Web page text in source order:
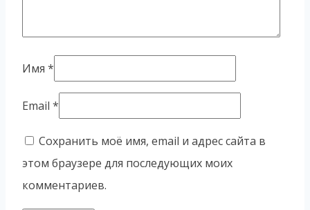
Имя *
Email *
Сохранить моё имя, email и адрес сайта в
этом браузере для последующих моих
комментариев.